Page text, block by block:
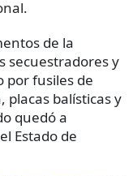
de la
secuestradores y
por fusiles de
balísticas y
quedó a
Estado de